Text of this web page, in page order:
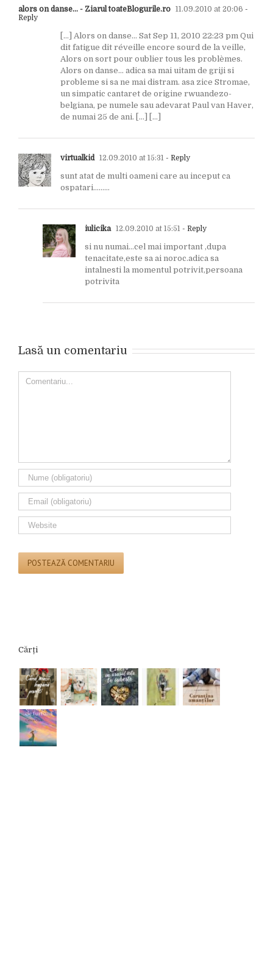
alors on danse… - Ziarul toateBlogurile.ro 11.09.2010 at 20:06 -
Reply
[…] Alors on danse… Sat Sep 11, 2010 22:23 pm Qui
dit fatigue dit réveille encore sourd de la veille,
Alors on sort pour oublier tous les problèmes.
Alors on danse… adica sa mai uitam de griji si
probleme si sa ne mai distram. asa zice Stromae,
un simpatic cantaret de origine rwuandezo-
belgiana, pe numele sau adevarat Paul van Haver,
de numai 25 de ani. […] […]
virtualkid 12.09.2010 at 15:31 - Reply
sunt atat de multi oameni care au inceput ca
ospatari………
iulicika 12.09.2010 at 15:51 - Reply
si nu numai…cel mai important ,dupa
tenacitate,este sa ai noroc.adica sa
intalnesti la momentul potrivit,persoana
potrivita
Lasă un comentariu
Comment
Cărți